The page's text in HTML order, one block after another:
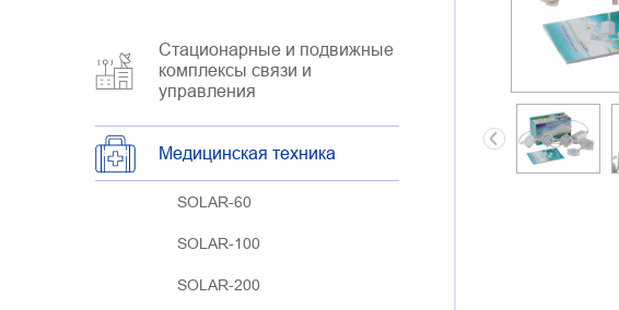
Стационарные и подвижные
комплексы связи и
управления
Медицинская техника
SOLAR-60
SOLAR-100
SOLAR-200